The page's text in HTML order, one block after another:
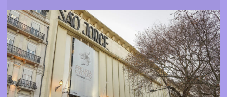
Espaços
Descobrir onde pode assistir aos nossos filmes e
eventos
Mais informação